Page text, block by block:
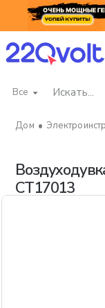
Все
Искать...
CT17013